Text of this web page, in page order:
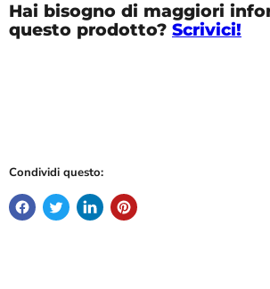
Hai bisogno di maggiori
questo prodotto? Scrivici!
Condividi questo: